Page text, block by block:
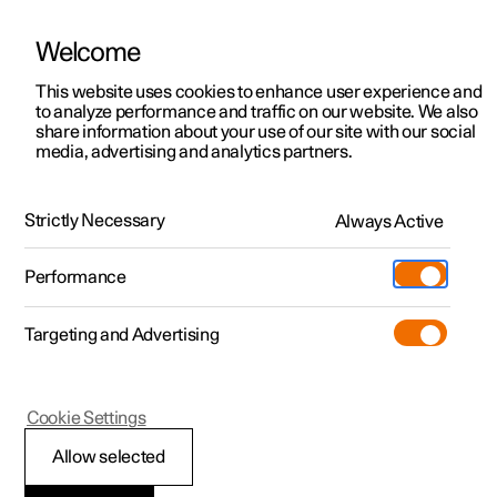
Polestar 2
Polestar 3
Polestar 4
Pre-owned
Shop
Mere
Udforsk Polestar 2
Kampagner
Nye lagerbiler
Prøvetur
Nye lagerbiler
Udforsk Polestar 4
Kampagner
Nye lagerbiler
Pre-owned-programmet
Pre-owned Polestar 2
Kampagner til privatkunder
Tilbud til erhvervskunder
Nye lagerbiler
Byg din bil
Pre-owned
Prøvetur
Extras tilbehør
(Åbner i et nyt vindue)
Experiences
Firmabil
Find os
Servicelokationer
Ejerskab
Opladning
Om Polestar
Bæredygtighed
HåndbogVideogalleriSoftwareopdateringer
Rengøring og pleje af eksteriøret
Polestar 3
Manuel vask af bilens
Welcome
This website uses cookies to enhance user experience and
to analyze performance and traffic on our website. We also
share information about your use of our site with our social
media, advertising and analytics partners.
Strictly Necessary Always Active
Performance
Targeting and Advertising
Allow selected
Cookie Settings